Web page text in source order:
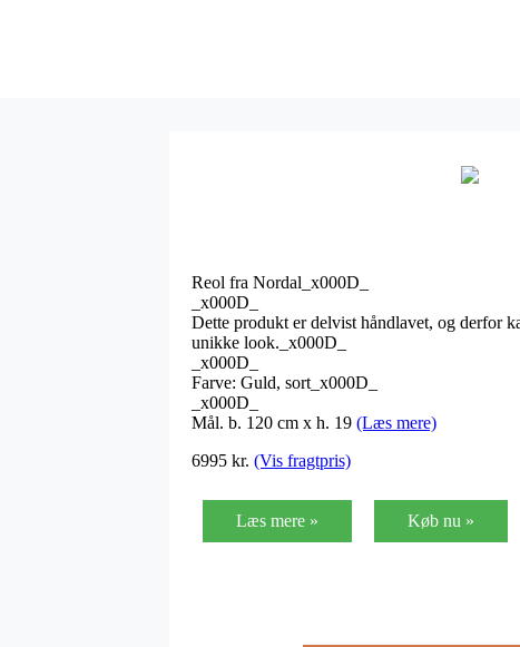
Reol fra Nordal_x000D_
_x000D_
Dette produkt er delvist håndlavet, og derfor
unikke look._x000D_
_x000D_
Farve: Guld, sort_x000D_
_x000D_
Mål. b. 120 cm x h. 19 (Læs mere)
6995 kr. (Vis fragtpris)
Læs mere » Køb nu »